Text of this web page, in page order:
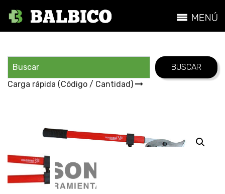
Carga rápida (Código / Cantidad)